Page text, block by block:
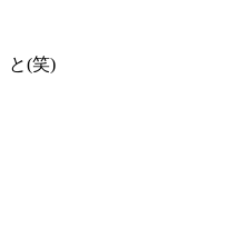
と(笑)